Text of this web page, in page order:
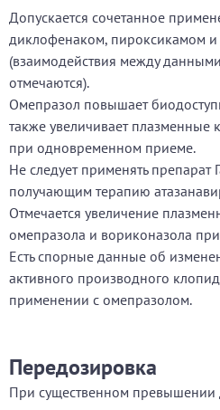
Допускается сочетанное
диклофенаком, пироксикамом
(взаимодействия между
отмечаются).
Омепразол повышает
также увеличивает плазменные
при одновременном приеме.
Не следует применять препарат
получающим терапию
Отмечается увеличение
омепразола и вориконазола
Есть спорные данные об
активного производного
применении с омепразолом.
Передозировка
При существенном превышении